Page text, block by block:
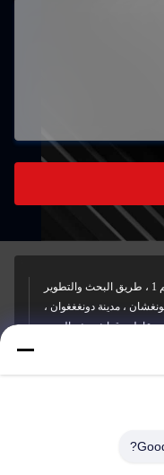
الغرفة 516-04 ، المبنى 5 ، رقم 1 ، طريق البحث والتطوير
، مدينة دونغغغوان ،
مقاطعة قوانغدونغ ، الصين